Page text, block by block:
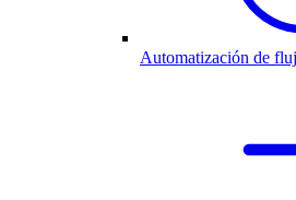
Automatización de